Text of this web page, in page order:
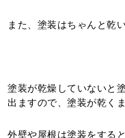
また、塗装はちゃんと乾
塗装が乾燥していないと
出ますので、塗装が乾く
外壁や屋根は塗装をする